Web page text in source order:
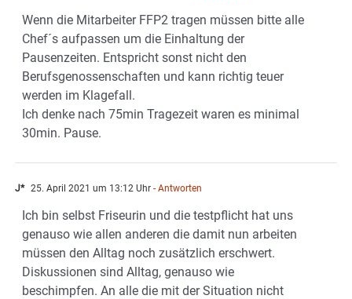
Wenn die Mitarbeiter FFP2 tragen müssen bitte alle
Chef´s aufpassen um die Einhaltung der
Pausenzeiten. Entspricht sonst nicht den
Berufsgenossenschaften und kann richtig teuer
werden im Klagefall.
Ich denke nach 75min Tragezeit waren es minimal
30min. Pause.
J* 25. April 2021 um 13:12 Uhr - Antworten
Ich bin selbst Friseurin und die testpflicht hat uns
genauso wie allen anderen die damit nun arbeiten
müssen den Alltag noch zusätzlich erschwert.
Diskussionen sind Alltag, genauso wie
beschimpfen. An alle die mit der Situation nicht